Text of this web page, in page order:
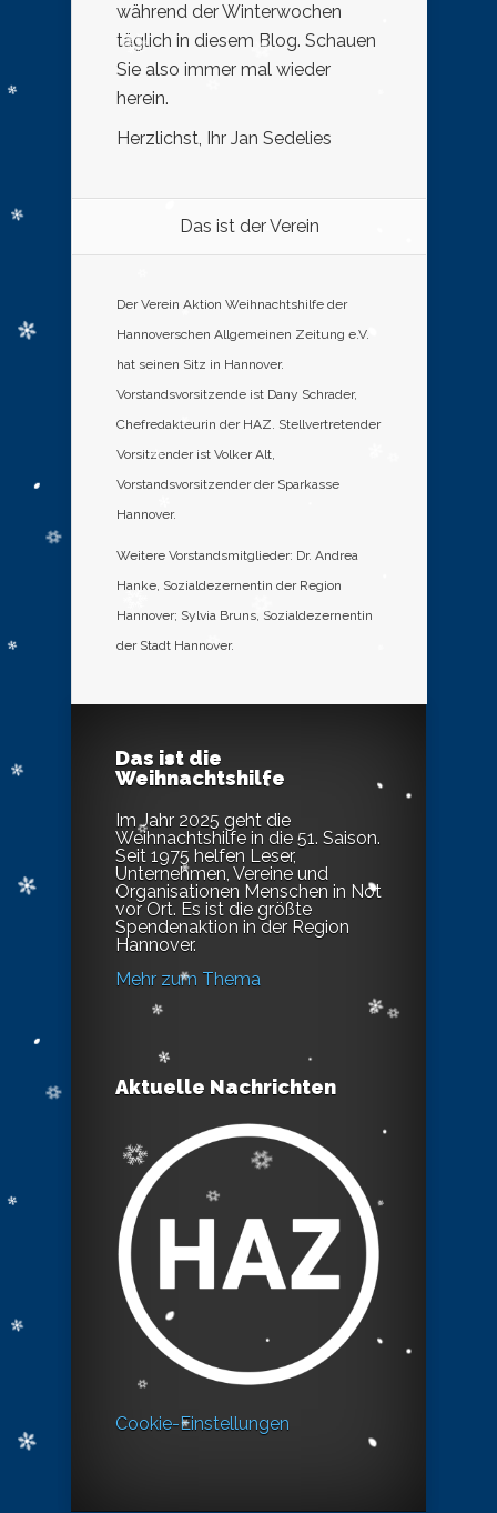
während der Winterwochen
täglich in diesem Blog. Schauen
Sie also immer mal wieder
herein.
Herzlichst, Ihr Jan Sedelies
Das ist der Verein
Der Verein Aktion Weihnachtshilfe der
Hannoverschen Allgemeinen Zeitung e.V.
hat seinen Sitz in Hannover.
Vorstandsvorsitzende ist Dany Schrader,
Chefredakteurin der HAZ. Stellvertretender
Vorsitzender ist Volker Alt,
Vorstandsvorsitzender der Sparkasse
Hannover.
Weitere Vorstandsmitglieder: Dr. Andrea
Hanke, Sozialdezernentin der Region
Hannover; Sylvia Bruns, Sozialdezernentin
der Stadt Hannover.
Das ist die
Weihnachtshilfe
Im Jahr 2025 geht die
Weihnachtshilfe in die 51. Saison.
Seit 1975 helfen Leser,
Unternehmen, Vereine und
Organisationen Menschen in Not
vor Ort. Es ist die größte
Spendenaktion in der Region
Hannover.
Mehr zum Thema
Aktuelle Nachrichten
Cookie-Einstellungen